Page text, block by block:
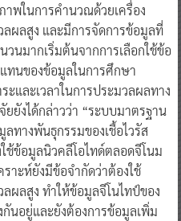
าพในการคำนวณด้วยเครื่อง
ผลสูง และมีการจัดการข้อมูลที่
นมากเริ่มต้นจากการเลือกใช้ข้อ
ทนของข้อมูลในการศึกษา
และเวลาในการประมวลผลทาง
ยังได้กล่าวว่า “ระบบมาตรฐาน
ทางพันธุกรรมของเชื้อไวรัส
ช้ข้อมูลนิวคลีโอไทด์ตลอดจีโนม
ราะห์ยังมีข้อจำกัดว่าต้องใช้
ผลสูง ทำให้ข้อมูลจีโนไทป์ของ
กันอยู่และยังต้องการข้อมูลเพิ่ม